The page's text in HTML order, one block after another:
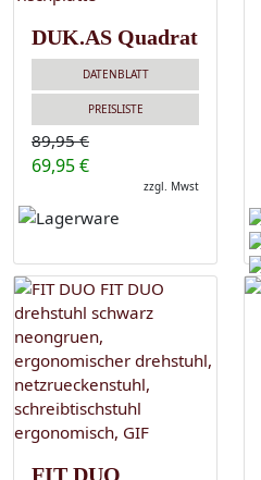
DUK.AS Quadrat
DATENBLATT
PREISLISTE
89,95 €
69,95 €
zzgl. Mwst
FIT DUO